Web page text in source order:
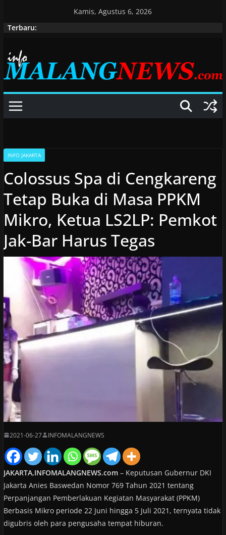
Kamis, Agustus 6, 2026
Terbaru:
INFO JAKARTA
Colossus Spa di Cengkareng
Tetap Buka di Masa PPKM
Mikro, Ketua LS2LP: Pemkot
Jak-Bar Harus Tegas
2021-06-27 INFOMALANGNEWS
JAKARTA,INFOMALANGNEWS.com– Keputusan Gubernur DKI
Jakarta Anies Baswedan Nomor 769 Tahun 2021 tentang
Perpanjangan Pemberlakuan Kegiatan Masyarakat (PPKM)
Berbasis Mikro periode 22 Juni hingga 5 Juli 2021, ternyata tidak
digubris oleh para pengusaha tempat hiburan.